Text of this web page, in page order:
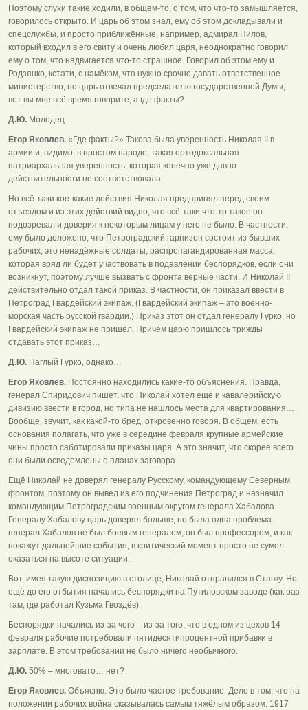
Поэтому слухи такие ходили, в общем-то, о том, что что-то замышляется,
говорилось открыто. И царь об этом знал, ему об этом докладывали и
спецслужбы, и просто приближённые, например, адмирал Нилов,
который входил в его свиту и очень любил царя, неоднократно говорил
ему о том, что надвигается что-то страшное. Говорил об этом ему и
Родзянко, кстати, с намёком, что нужно срочно давать ответственное
министерство, но царь отвечал председателю государственной Думы,
вот вы мне всё время говорите, а где факты?
Д.Ю. Молодец…
Егор Яковлев. «Где факты?» Такова была уверенность Николая II в
армии и, видимо, в простом народе, такая ортодоксальная
патриархальная уверенность, которая конечно уже давно
действительности не соответствовала.
Но всё-таки кое-какие действия Николая предпринял перед своим
отъездом и из этих действий видно, что всё-таки что-то такое он
подозревал и доверия к некоторым лицам у него не было. В частности,
ему было доложено, что Петроградский гарнизон состоит из бывших
рабочих, это ненадёжные солдаты, распропагандированная масса,
которая вряд ли будет участвовать в подавлении беспорядков, если они
возникнут, поэтому лучше вызвать с фронта верные части. И Николай II
действительно отдал такой приказ. В частности, он приказал ввести в
Петроград Гвардейский экипаж. (Гвардейский экипаж – это военно-
морская часть русской гвардии.) Приказ этот он отдал генералу Гурко, но
Гвардейский экипаж не пришёл. Причём царю пришлось трижды
отдавать этот приказ…
Д.Ю. Наглый Гурко, однако…
Егор Яковлев. Постоянно находились какие-то объяснения. Правда,
генерал Спиридович пишет, что Николай хотел ещё и кавалерийскую
дивизию ввести в город, но типа не нашлось места для квартирования…
Вообще, звучит, как какой-то бред, откровенно говоря. В общем, есть
основания полагать, что уже в середине февраля крупные армейские
чины просто саботировали приказы царя. А это значит, что скорее всего
они были осведомлены о планах заговора.
Ещё Николай не доверял генералу Русскому, командующему Северным
фронтом, поэтому он вывел из его подчинения Петроград и назначил
командующим Петроградским военным округом генерала Хабалова.
Генералу Хабалову царь доверял больше, но была одна проблема:
генерал Хабалов не был боевым генералом, он был профессором, и как
покажут дальнейшие события, в критический момент просто не сумел
оказаться на высоте ситуации.
Вот, имея такую диспозицию в столице, Николай отправился в Ставку. Но
ещё до его отбытия начались беспорядки на Путиловском заводе (как раз
там, где работал Кузьма Гвоздёв).
Беспорядки начались из-за чего – из-за того, что в одном из цехов 14
февраля рабочие потребовали пятидесятипроцентной прибавки в
зарплате. В этом требовании не было ничего необычного.
Д.Ю. 50% – многовато… нет?
Егор Яковлев. Объясню. Это было частое требование. Дело в том, что на
положении рабочих война сказывалась самым тяжёлым образом. 1917